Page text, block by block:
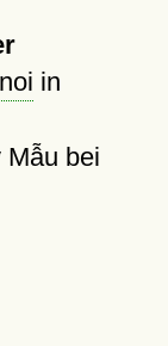
in
bei